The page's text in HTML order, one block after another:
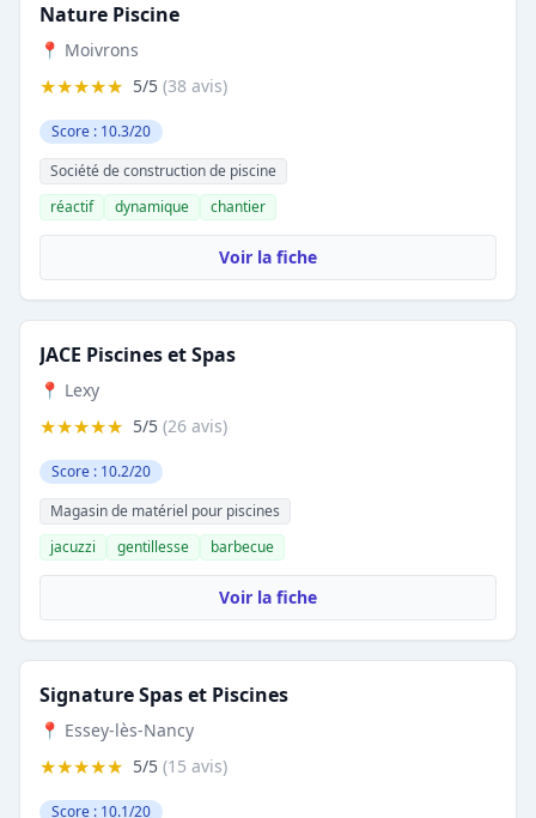
Nature Piscine
📍 Moivrons
★★★★★ 5/5 (38 avis)
Score : 10.3/20
Société de construction de piscine
réactif
dynamique chantier
Voir la fiche
JACE Piscines et Spas
📍 Lexy
★★★★★ 5/5 (26 avis)
Score : 10.2/20
Magasin de matériel pour piscines
jacuzzi
gentillesse barbecue
Voir la fiche
Signature Spas et Piscines
📍 Essey-lès-Nancy
★★★★★ 5/5 (15 avis)
Score : 10.1/20